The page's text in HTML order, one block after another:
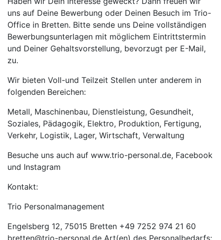
uns auf Deine Bewerbung oder Deinen Besuch im Trio-
Office in Bretten. Bitte sende uns Deine vollständigen
Bewerbungsunterlagen mit möglichem Eintrittstermin
und Deiner Gehaltsvorstellung, bevorzugt per E-Mail,
zu.
Wir bieten Voll-und Teilzeit Stellen unter anderem in
folgenden Bereichen:
Metall, Maschinenbau, Dienstleistung, Gesundheit,
Soziales, Pädagogik, Elektro, Produktion, Fertigung,
Verkehr, Logistik, Lager, Wirtschaft, Verwaltung
Besuche uns auch auf www.trio-personal.de, Facebook
und Instagram
Kontakt:
Trio Personalmanagement
Engelsberg 12, 75015 Bretten +49 7252 974 21 60
bretten@trio-personal.de Art(en) des Personalbedarfs: